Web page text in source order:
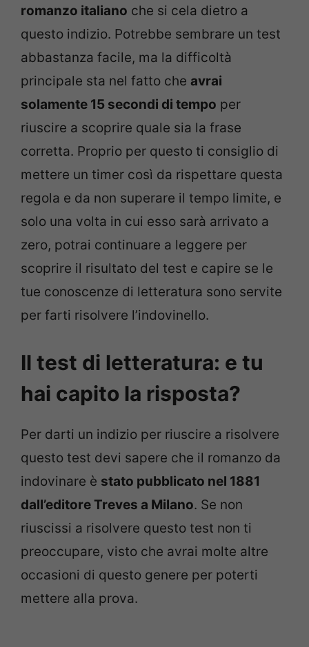
romanzo italiano che si cela dietro a
questo indizio. Potrebbe sembrare un test
abbastanza facile, ma la difficoltà
principale sta nel fatto che avrai
solamente 15 secondi di tempo per
riuscire a scoprire quale sia la frase
corretta. Proprio per questo ti consiglio di
mettere un timer così da rispettare questa
regola e da non superare il tempo limite, e
solo una volta in cui esso sarà arrivato a
zero, potrai continuare a leggere per
scoprire il risultato del test e capire se le
tue conoscenze di letteratura sono servite
per farti risolvere l’indovinello.
Il test di letteratura: e tu
hai capito la risposta?
Per darti un indizio per riuscire a risolvere
questo test devi sapere che il romanzo da
indovinare è stato pubblicato nel 1881
dall’editore Treves a Milano. Se non
riuscissi a risolvere questo test non ti
preoccupare, visto che avrai molte altre
occasioni di questo genere per poterti
mettere alla prova.